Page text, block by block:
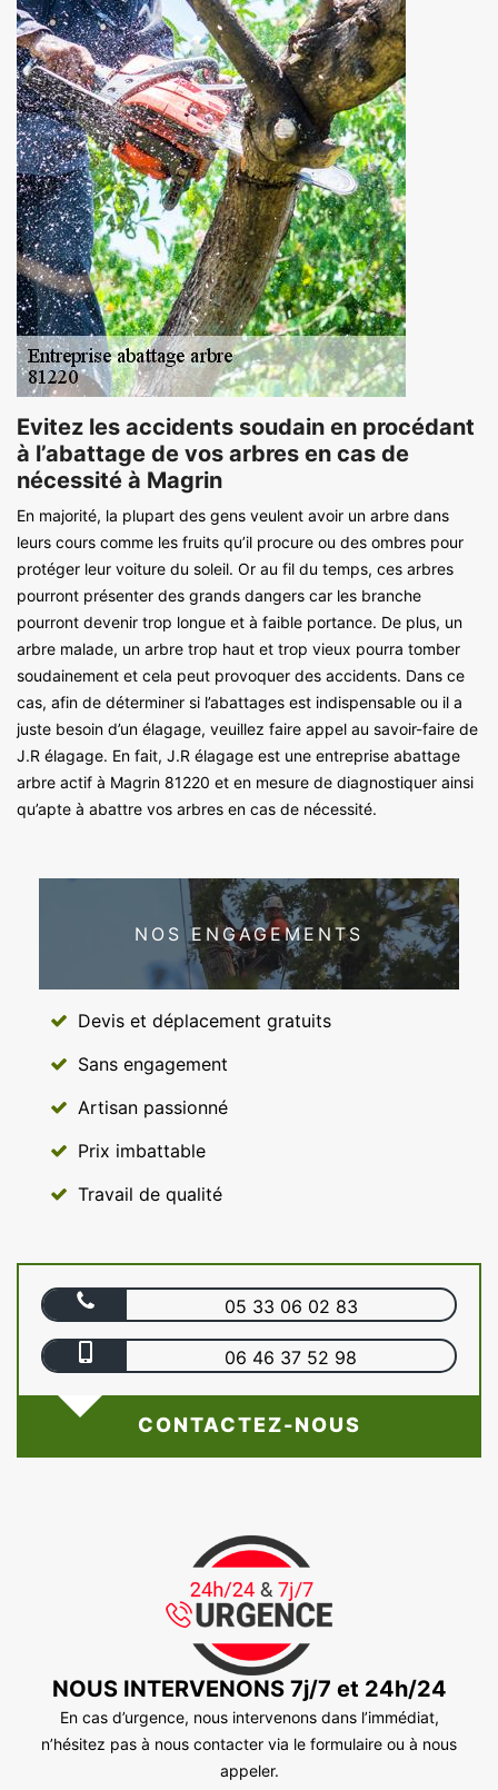
Evitez les accidents soudain en procédant
à l’abattage de vos arbres en cas de
nécessité à Magrin
En majorité, la plupart des gens veulent avoir un arbre dans
leurs cours comme les fruits qu’il procure ou des ombres pour
protéger leur voiture du soleil. Or au fil du temps, ces arbres
pourront présenter des grands dangers car les branche
pourront devenir trop longue et à faible portance. De plus, un
arbre malade, un arbre trop haut et trop vieux pourra tomber
soudainement et cela peut provoquer des accidents. Dans ce
cas, afin de déterminer si l’abattages est indispensable ou il a
juste besoin d’un élagage, veuillez faire appel au savoir-faire de
J.R élagage. En fait, J.R élagage est une entreprise abattage
arbre actif à Magrin 81220 et en mesure de diagnostiquer ainsi
qu’apte à abattre vos arbres en cas de nécessité.
NOS ENGAGEMENTS
Devis et déplacement gratuits
Sans engagement
Artisan passionné
Prix imbattable
Travail de qualité
05 33 06 02 83
06 46 37 52 98
CONTACTEZ-NOUS
NOUS INTERVENONS 7j/7 et 24h/24
En cas d’urgence, nous intervenons dans l’immédiat,
n’hésitez pas à nous contacter via le formulaire ou à nous
appeler.